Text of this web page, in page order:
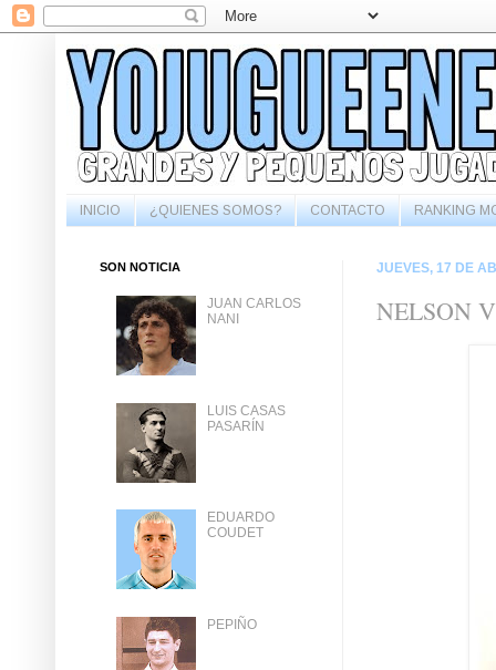
INICIO ¿QUIENES SOMOS? CONTACTO RANKING
JUEVES, 17 DE
NELSON
SON NOTICIA
JUAN CARLOS
NANI
LUIS CASAS
PASARÍN
EDUARDO
COUDET
PEPIÑO